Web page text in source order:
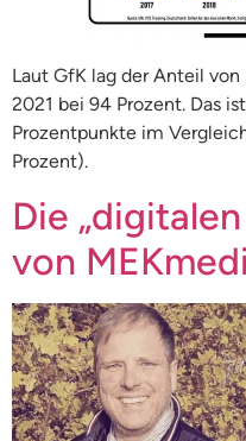
Laut GfK lag der Anteil
2021 bei 94 Prozent. Das
Prozentpunkte im
Prozent).
Die
von